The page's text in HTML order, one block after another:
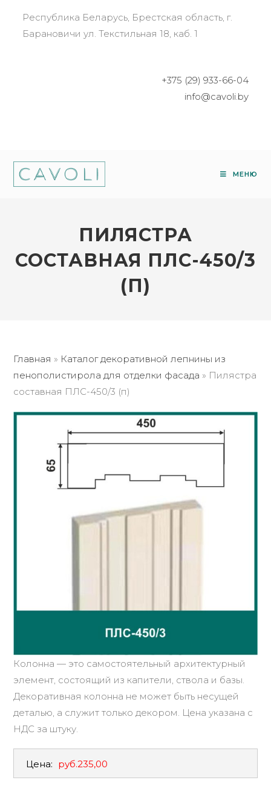
Республика Беларусь, Брестская область, г.
Барановичи ул. Текстильная 18, каб. 1
+375 (29) 933-66-04
info@cavoli.by
МЕНЮ
ПИЛЯСТРА
СОСТАВНАЯ ПЛС-450/3
(П)
Главная » Каталог декоративной лепнины из
пенополистирола для отделки фасада » Пилястра
составная ПЛС-450/3 (п)
Колонна — это самостоятельный архитектурный
элемент, состоящий из капители, ствола и базы.
Декоративная колонна не может быть несущей
деталью, а служит только декором. Цена указана с
НДС за штуку.
Цена: руб.235,00